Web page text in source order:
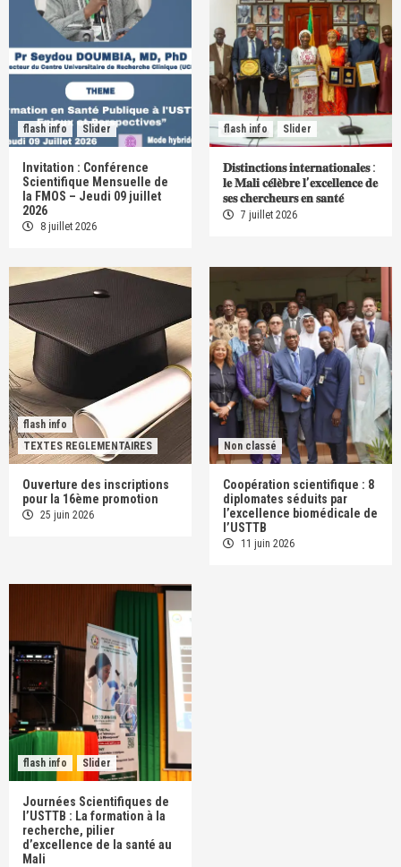
flash info Slider
Invitation : Conférence
Scientifique Mensuelle de
la FMOS – Jeudi 09 juillet
2026
8 juillet 2026
flash info Slider
𝐃𝐢𝐬𝐭𝐢𝐧𝐜𝐭𝐢𝐨𝐧𝐬 𝐢𝐧𝐭𝐞𝐫𝐧𝐚𝐭𝐢𝐨𝐧𝐚𝐥𝐞𝐬 :
𝐥𝐞 𝐌𝐚𝐥𝐢 𝐜𝐞́𝐥𝐞̀𝐛𝐫𝐞 𝐥’𝐞𝐱𝐜𝐞𝐥𝐥𝐞𝐧𝐜𝐞 𝐝𝐞
𝐬𝐞𝐬 𝐜𝐡𝐞𝐫𝐜𝐡𝐞𝐮𝐫𝐬 𝐞𝐧 𝐬𝐚𝐧𝐭𝐞́
7 juillet 2026
flash info
TEXTES REGLEMENTAIRES
Ouverture des inscriptions
pour la 16ème promotion
25 juin 2026
Non classé
Coopération scientifique : 8
diplomates séduits par
l’excellence biomédicale de
l’USTTB
11 juin 2026
flash info Slider
Journées Scientifiques de
l’USTTB : La formation à la
recherche, pilier
d’excellence de la santé au
Mali